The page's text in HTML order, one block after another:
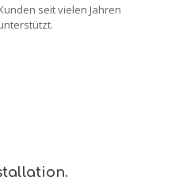
seit vielen Jahren
.